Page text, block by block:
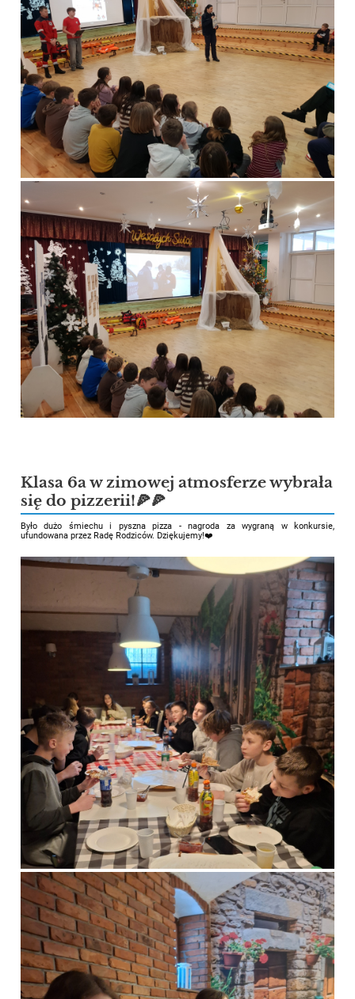
Klasa 6a w zimowej atmosferze wybrała
się do pizzerii!🍕🍕
Było dużo śmiechu i pyszna pizza - nagroda za wygraną w konkursie,
ufundowana przez Radę Rodziców. Dziękujemy!❤️